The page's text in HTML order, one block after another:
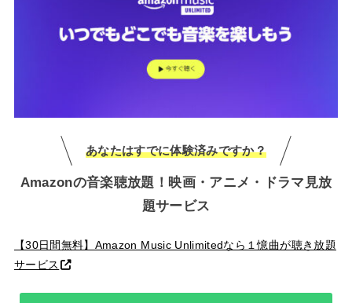
あなたはすでに体験済みですか？
Amazonの音楽聴放題！映画・アニメ・ドラマ見放
題サービス
【30日間無料】Amazon Music Unlimitedなら１憶曲が聴き放題
サービス